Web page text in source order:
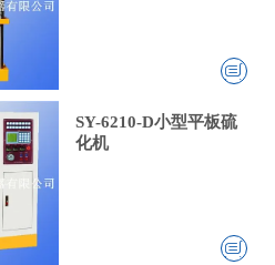
SY-6210-D小型平板硫
化机